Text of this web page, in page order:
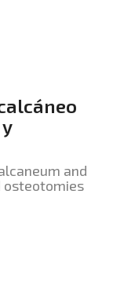
and
osteotomies